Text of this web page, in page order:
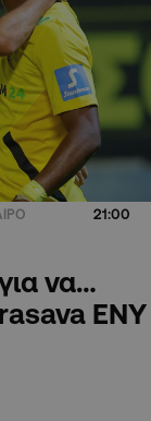
21:00
να…
ENY